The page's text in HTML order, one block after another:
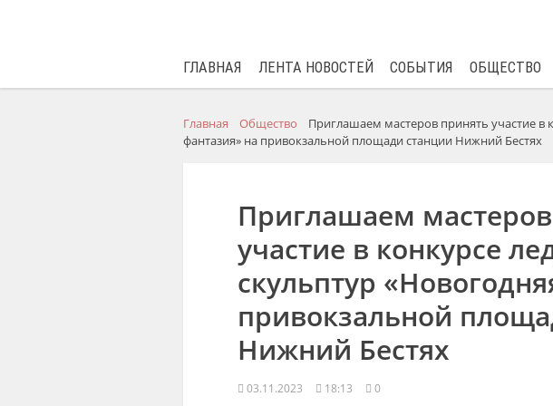
ГЛАВНАЯ ЛЕНТА НОВОСТЕЙ СОБЫТИЯ ОБЩЕСТВО
Главная Общество
Приглашаем мастеров принять участие в
фантазия» на привокзальной площади станции Нижний Бестях
Приглашаем
участие в конкурсе
скульптур
привокзальной
Нижний Бестях
03.11.2023 18:13 0